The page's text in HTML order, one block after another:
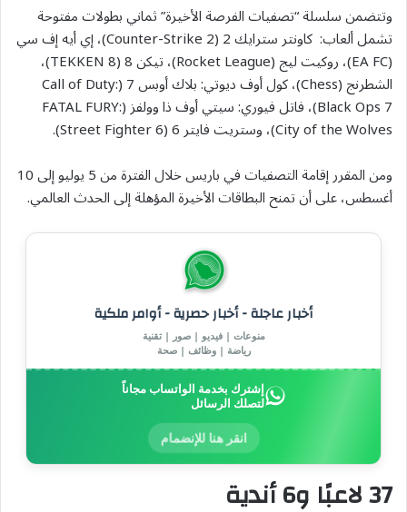
وتتضمن سلسلة “تصفيات الفرصة الأخيرة” ثماني بطولات مفتوحة
تشمل ألعاب: كاونتر سترايك 2 (Counter-Strike 2)، إي أيه إف سي
(EA FC)، روكيت ليج (Rocket League)، تيكن 8 (TEKKEN 8)،
الشطرنج (Chess)، كول أوف ديوتي: بلاك أوبس 7 (Call of Duty:
Black Ops 7)، فاتل فيوري: سيتي أوف ذا وولفز (FATAL FURY:
City of the Wolves)، وستريت فايتر 6 (Street Fighter 6).
ومن المقرر إقامة التصفيات في باريس خلال الفترة من 5 يوليو إلى 10
أغسطس، على أن تمنح البطاقات الأخيرة المؤهلة إلى الحدث العالمي.
أخبار عاجلة - أخبار حصرية - أوامر ملكية
منوعات | فيديو | صور | تقنية
رياضة | وظائف | صحة
إشترك بخدمة الواتساب مجاناً
لتصلك الرسائل
انقر هنا للإنضمام
37 لاعبًا و6 أندية